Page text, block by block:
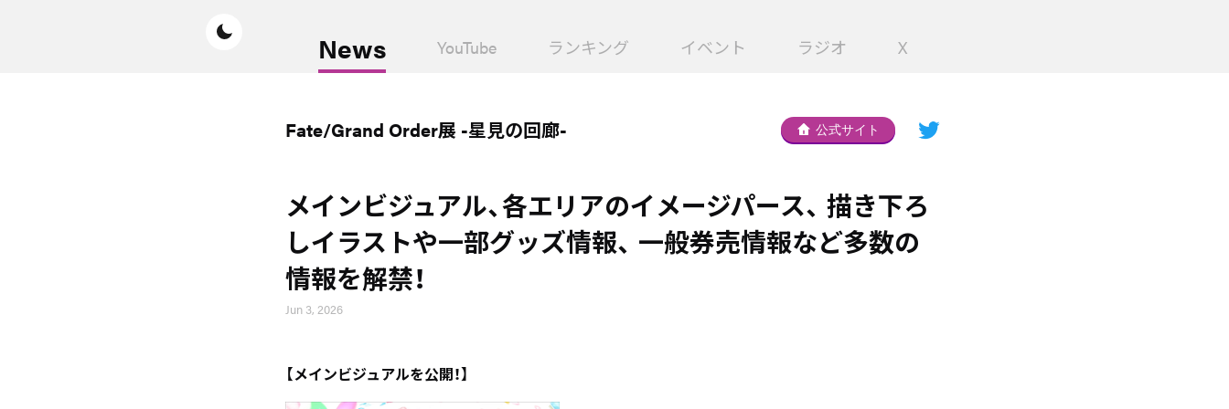
News YouTube ランキング イベント ラジオ X
Fate/Grand Order展 -星見の回廊- 公式サイト
メインビジュアル、各エリアのイメージパース、 描き下ろ
しイラストや一部グッズ情報、 一般券売情報など多数の
情報を解禁！
Jun 3, 2026
【メインビジュアルを公開！】